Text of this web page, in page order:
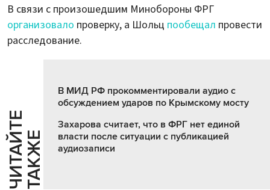
В связи с произошедшим Минобороны ФРГ
организовало проверку, а Шольц пообещал провести
расследование.
Ч
И
Т
АЙ
Т
Е
Т
А
К
ЖЕ
В МИД РФ прокомментировали аудио с
обсуждением ударов по Крымскому мосту
Захарова считает, что в ФРГ нет единой
власти после ситуации с публикацией
аудиозаписи